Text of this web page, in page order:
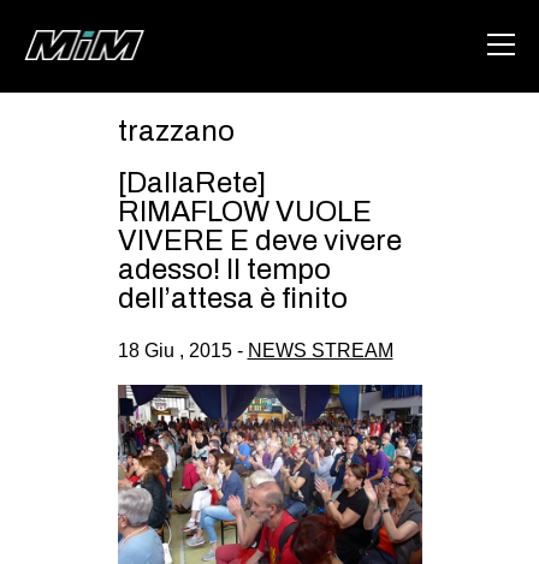
ABOUT
AREA
DEGENERAZIONE
GAZA FREESTYLE
CSOA LAMBRETTA
MSM
STUDENTI TSUNAMI
ZAM
MILANO
trazzano
[DallaRete]
RIMAFLOW VUOLE
VIVERE E deve vivere
adesso! Il tempo
dell’attesa è finito
18 Giu , 2015 - NEWS STREAM